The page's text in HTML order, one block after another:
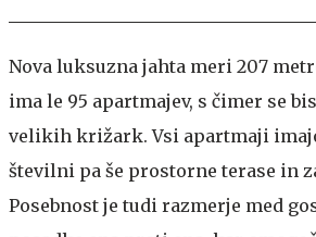
Nova luksuzna jahta meri 207
ima le 95 apartmajev, s čimer se
velikih križark. Vsi apartmaji
številni pa še prostorne terase in
Posebnost je tudi razmerje med